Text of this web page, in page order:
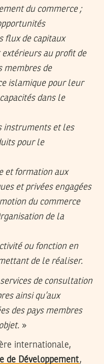
du commerce ;
flux de capitaux
au profit de
membres de
islamique pour leur
dans le
instruments et les
pour le
et formation aux
et privées engagées
du commerce
de la
ou fonction en
de le réaliser.
de consultation
ainsi qu’aux
des pays membres
»
internationale,
de Développement,